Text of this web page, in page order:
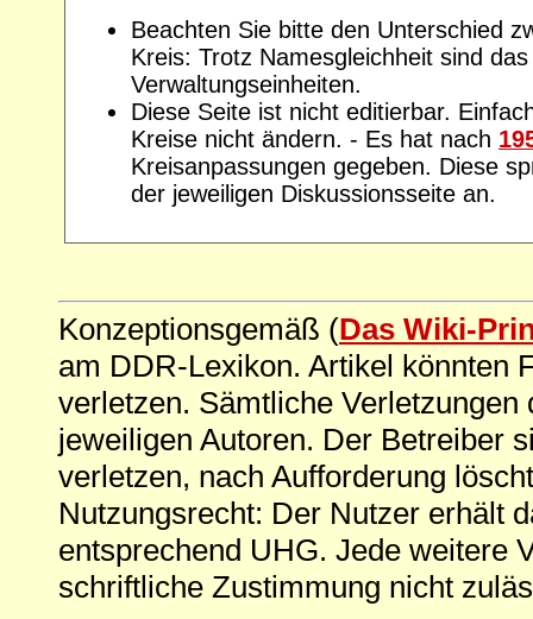
Beachten Sie bitte den Unterschied
Kreis: Trotz Namesgleichheit sind
Verwaltungseinheiten.
Diese Seite ist nicht editierbar.
Kreise nicht ändern. - Es hat nach
Kreisanpassungen gegeben. Diese
der jeweiligen Diskussionsseite an.
Konzeptionsgemäß (Das Wiki-
am DDR-Lexikon. Artikel könnten
verletzen. Sämtliche
jeweiligen Autoren. Der Betreiber
verletzen, nach Aufforderung
Nutzungsrecht: Der Nutzer erhält
entsprechend UHG. Jede weitere
schriftliche Zustimmung nicht